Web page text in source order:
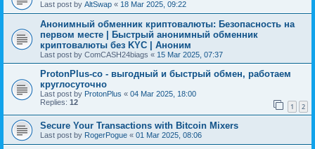
Last post by AltSwap « 18 Mar 2025, 09:22
Анонимный обменник криптовалюты: Безопасность на
первом месте | Быстрый анонимный обменник
криптовалюты без KYC | Аноним
Last post by ComCASH24biags « 15 Mar 2025, 07:37
ProtonPlus-co - выгодный и быстрый обмен, работаем
круглосуточно
Last post by ProtonPlus « 04 Mar 2025, 18:00
Replies: 12 1 2
Secure Your Transactions with Bitcoin Mixers
Last post by RogerPogue « 01 Mar 2025, 08:06